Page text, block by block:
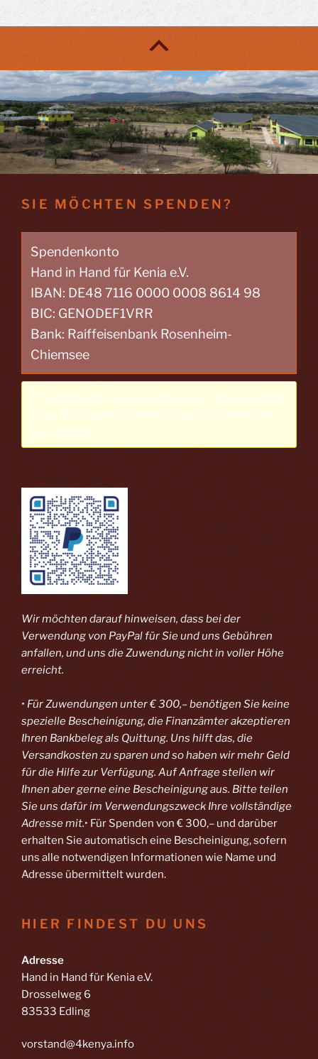
SIE MÖCHTEN SPENDEN?
Spendenkonto
Hand in Hand für Kenia e.V.
IBAN: DE48 7116 0000 0008 8614 98
BIC: GENODEF1VRR
Bank: Raiffeisenbank Rosenheim-
Chiemsee
This shortcode has been phased out. Please switch
to our WP Express Checkout plugin for enhanced
functionality.
Wir möchten darauf hinweisen, dass bei der
Verwendung von PayPalfür Sie und uns Gebühren
anfallen, und uns die Zuwendung nicht in voller Höhe
erreicht.
• Für Zuwendungen unter € 300,– benötigen Sie keine
spezielle Bescheinigung, die Finanzämter akzeptieren
Ihren Bankbeleg als Quittung. Uns hilft das, die
Versandkosten zu sparen und so haben wir mehr Geld
für die Hilfe zur Verfügung. Auf Anfrage stellen wir
Ihnen aber gerne eine Bescheinigung aus. Bitte teilen
Sie uns dafür im Verwendungszweck Ihre vollständige
Adresse mit.• Für Spenden von € 300,– und darüber
erhalten Sie automatisch eine Bescheinigung, sofern
uns alle notwendigen Informationen wie Name und
Adresse übermittelt wurden.
HIER FINDEST DU UNS
Adresse
Hand in Hand für Kenia e.V.
Drosselweg 6
83533 Edling
vorstand@4kenya.info